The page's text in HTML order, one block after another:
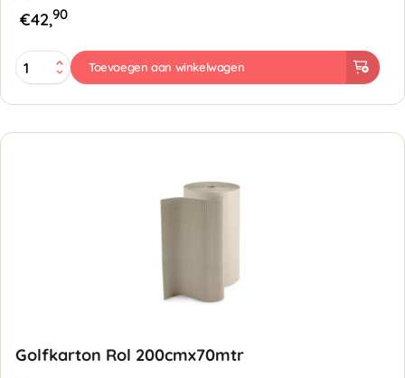
€42,90
Golfkarton
Rol
aantal
Toevoegen aan winkelwagen
Golfkarton Rol 200cmx70mtr